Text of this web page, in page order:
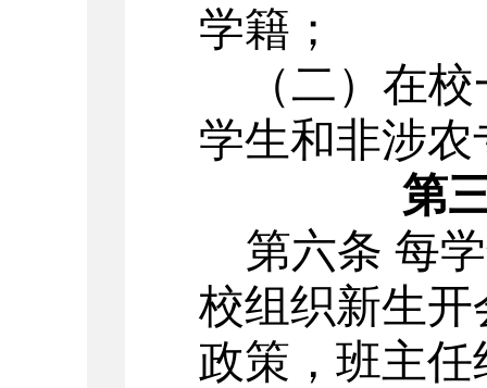
学籍；
（二）在
学生和非涉
第
第六条 每
校组织新生
政策，班主